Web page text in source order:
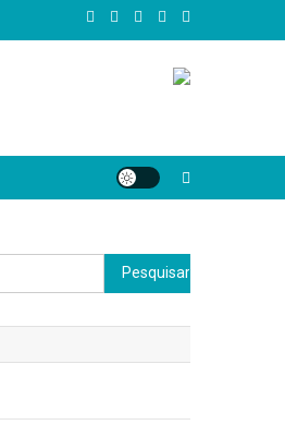
as histórias, vozes e desafios do
Pesquisar
por: